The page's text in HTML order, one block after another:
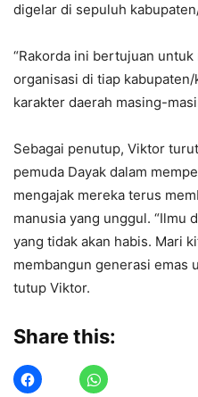
digelar di sepuluh
“Rakorda ini bertujuan
organisasi di tiap
karakter daerah masing-
Sebagai penutup, Viktor
pemuda Dayak dalam
mengajak mereka terus
manusia yang unggul. “Ilmu
yang tidak akan habis. Mari
membangun generasi emas
tutup Viktor.
Share this: